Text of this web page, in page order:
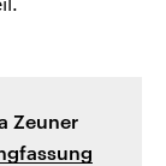
Zeuner